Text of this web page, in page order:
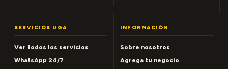
SERVICIOS UGA
Ver todos los servicios
WhatsApp 24/7
INFORMACIÓN
Sobre nosotros
Agrega tu negocio